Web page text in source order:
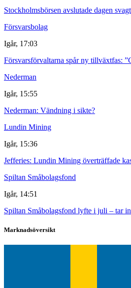
Stockholmsbörsen avslutade dagen
Försvarsbolag
Igår, 17:03
Försvarsförvaltarna spår ny tillväxtfas:
Nederman
Igår, 15:55
Nederman: Vändning i sikte?
Lundin Mining
Igår, 15:36
Jefferies: Lundin Mining överträffade
Spiltan Småbolagsfond
Igår, 14:51
Spiltan Småbolagsfond lyfte i juli – tar
Marknadsöversikt